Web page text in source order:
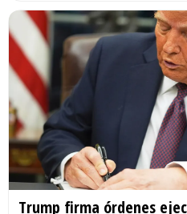
Trump firma órdenes